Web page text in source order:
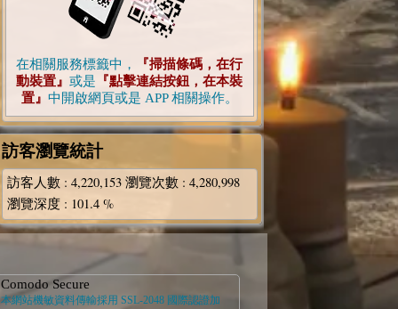
在相關服務標籤中，
『掃描條碼，在行
動裝置』 或是 『點擊連結按鈕，在本裝
置』 中開啟網頁或是 APP 相關操作。
訪客瀏覽統計
訪客人數: 4,220,153 瀏覽次數: 4,280,998
瀏覽深度: 101.4 %
Comodo Secure
本網站機敏資料傳輸採用 SSL-2048 國際認證加